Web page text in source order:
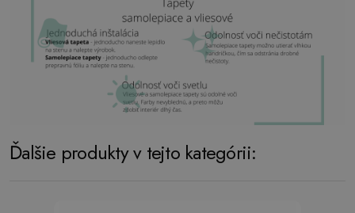
Ďalšie produkty v tejto kategórii: